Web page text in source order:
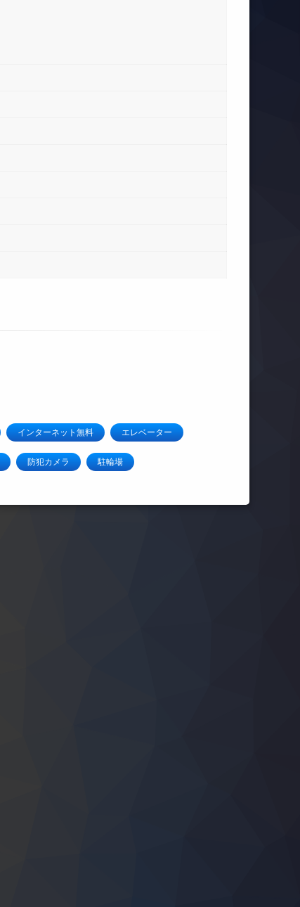
インターネット無料 エレベーター
防犯カメラ 駐輪場